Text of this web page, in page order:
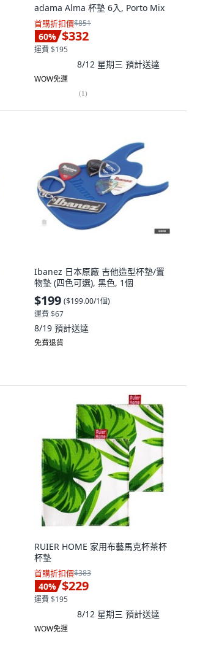
adama Alma 杯墊 6入, Porto Mix
首購折扣價$851
60% $332
運費 $195
8/12 星期三 預計送達
WOW免運
(1)
Ibanez 日本原廠 吉他造型杯墊/置
物墊 (四色可選), 黑色, 1個
$199 ($199.00/1個)
運費 $67
8/19 預計送達
免費退貨
RUIER HOME 家用布藝馬克杯茶杯
杯墊
首購折扣價$383
40% $229
運費 $195
8/12 星期三 預計送達
WOW免運